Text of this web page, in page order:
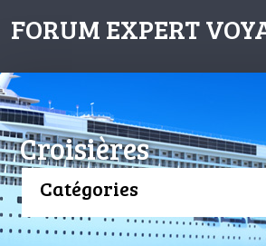
FORUM EXPERT
Croisières
Catégories